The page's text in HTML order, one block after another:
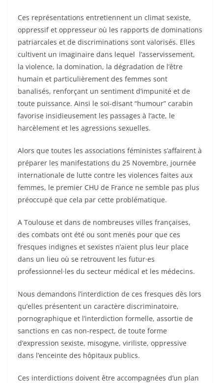
Ces représentations entretiennent un climat sexiste,
oppressif et oppresseur où les rapports de dominations
patriarcales et de discriminations sont valorisés. Elles
cultivent un imaginaire dans lequel l’asservissement,
la violence, la domination, la dégradation de l’être
humain et particulièrement des femmes sont
banalisés, renforçant un sentiment d’impunité et de
toute puissance. Ainsi le soi-disant “humour” carabin
favorise insidieusement les passages à l’acte, le
harcèlement et les agressions sexuelles.
Alors que toutes les associations féministes s’affairent à
préparer les manifestations du 25 Novembre, journée
internationale de lutte contre les violences faites aux
femmes, le premier CHU de France ne semble pas plus
préoccupé que cela par cette problématique.
A Toulouse et dans de nombreuses villes françaises,
des combats ont été ou sont menés pour que ces
fresques indignes et sexistes n’aient plus leur place
dans un lieu où se retrouvent les futur·es
professionnel·les du secteur médical et les médecins.
Nous demandons l’interdiction de ces fresques dès lors
qu’elles présentent un caractère discriminatoire,
pornographique et l’interdiction formelle, assortie de
sanctions en cas non-respect, de toute forme
d’expression sexiste, misogyne, viriliste, oppressive
dans l’enceinte des hôpitaux publics.
Ces interdictions doivent être accompagnées d’un plan